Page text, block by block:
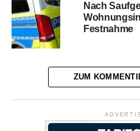
Nach
Festnahme
ZUM